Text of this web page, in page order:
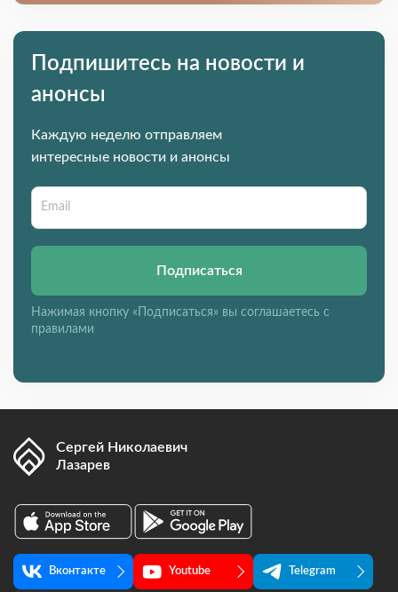
Подпишитесь на новости и
анонсы
Каждую неделю отправляем
интересные новости и анонсы
Подписаться
Нажимая кнопку «Подписаться» вы соглашаетесь с
правилами
Сергей Николаевич
Лазарев
Вконтакте Youtube Telegram